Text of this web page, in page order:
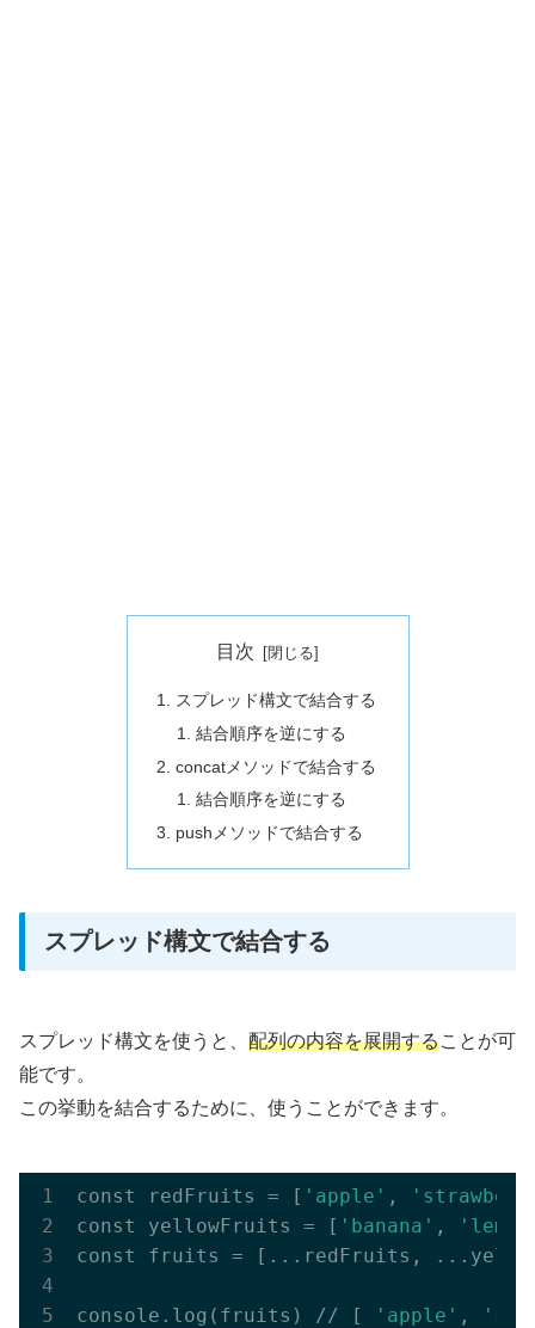
目次
スプレッド構文で結合する
結合順序を逆にする
concatメソッドで結合する
結合順序を逆にする
pushメソッドで結合する
スプレッド構文で結合する
スプレッド構文を使うと、 配列の内容を展開することが可
能です。
この挙動を結合するために、使うことができます。
const redFruits = [ 'apple' ,
const yellowFruits = [ 'banana' ,
const fruits = [...redFruits,
console.log(fruits) // [ 'apple' ,